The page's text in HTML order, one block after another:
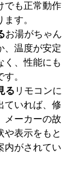
でも正常動作
す。
お湯がちゃん
、温度が安定
く、性能にも
。
る リモコンに
ていれば、修
メーカーの故
や表示をもと
内がされてい